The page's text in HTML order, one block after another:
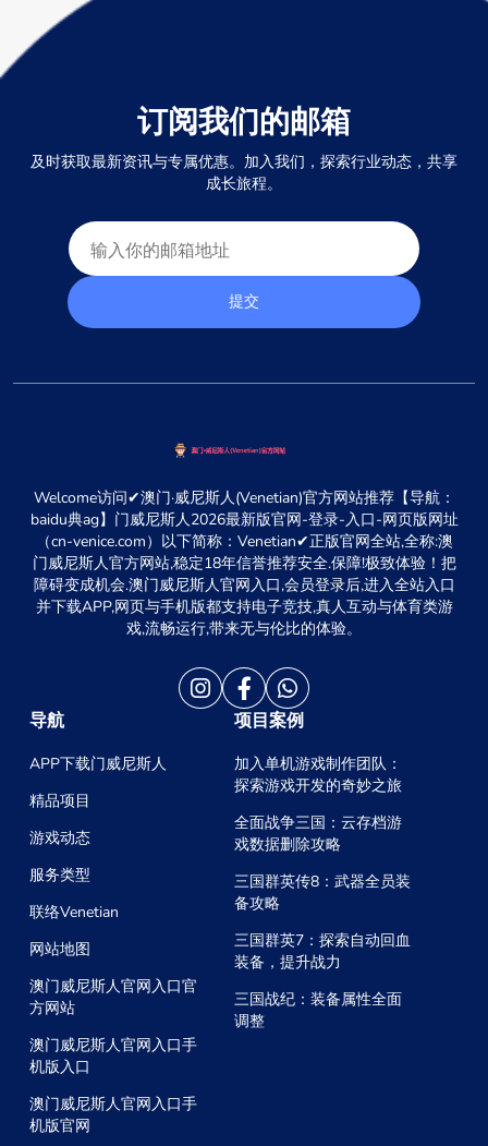
订阅我们的邮箱
及时获取最新资讯与专属优惠。加入我们，探索行业动态，共享
成长旅程。
提交
Welcome访问✔澳门·威尼斯人(Venetian)官方网站推荐【导航：
baidu典ag】门威尼斯人2026最新版官网-登录-入口-网页版网址
（cn-venice.com）以下简称：Venetian✔正版官网全站,全称:澳
门威尼斯人官方网站,稳定18年信誉推荐安全.保障!极致体验！把
障碍变成机会.澳门威尼斯人官网入口,会员登录后,进入全站入口
并下载APP,网页与手机版都支持电子竞技,真人互动与体育类游
戏,流畅运行,带来无与伦比的体验。
导航
APP下载门威尼斯人
精品项目
游戏动态
服务类型
联络Venetian
网站地图
澳门威尼斯人官网入口官
方网站
澳门威尼斯人官网入口手
机版入口
澳门威尼斯人官网入口手
机版官网
项目案例
加入单机游戏制作团队：
探索游戏开发的奇妙之旅
全面战争三国：云存档游
戏数据删除攻略
三国群英传8：武器全员装
备攻略
三国群英7：探索自动回血
装备，提升战力
三国战纪：装备属性全面
调整